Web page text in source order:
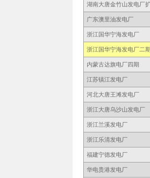
湖南大唐金竹山发电厂
广东澳里油发电厂
浙江国华宁海发电厂
浙江国华宁海发电厂二
内蒙古达旗电厂四期
江苏镇江发电厂
河北大唐王滩发电厂
浙江大唐乌沙山发电厂
浙江兰溪发电厂
浙江乐清发电厂
福建宁德发电厂
华电贵港发电厂